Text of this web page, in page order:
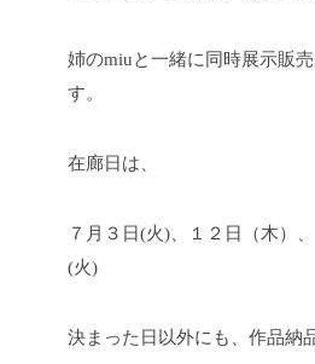
姉のmiuと一緒に同時展示販
す。
在廊日は、
７月３日(火)、１２日（木）
(火)
決まった日以外にも、作品納